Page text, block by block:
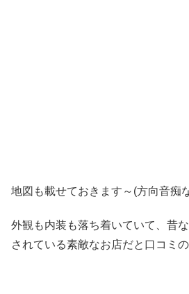
地図も載せておきます～(方向音痴
外観も内装も落ち着いていて、昔
されている素敵なお店だと口コミ